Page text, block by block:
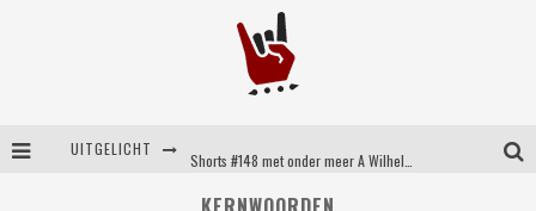
UITGELICHT